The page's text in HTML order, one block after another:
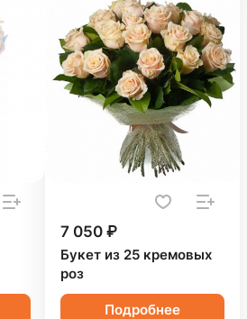
7 050 ₽
Букет из 25 кремовых
роз
Подробнее